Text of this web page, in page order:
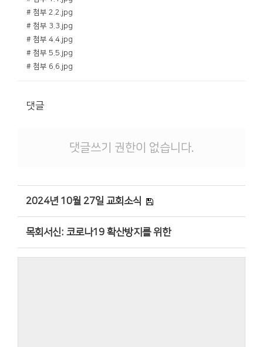
# 첨부 2.2.jpg
# 첨부 3.3.jpg
# 첨부 4.4.jpg
# 첨부 5.5.jpg
# 첨부 6.6.jpg
댓글
댓글쓰기 권한이 없습니다.
2024년 10월 27일 교회소식
목회서신: 코로나19 확산방지를 위한